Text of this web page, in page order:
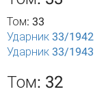
Том: 33
Ударник 33/1942
Ударник 33/1943
Том: 32